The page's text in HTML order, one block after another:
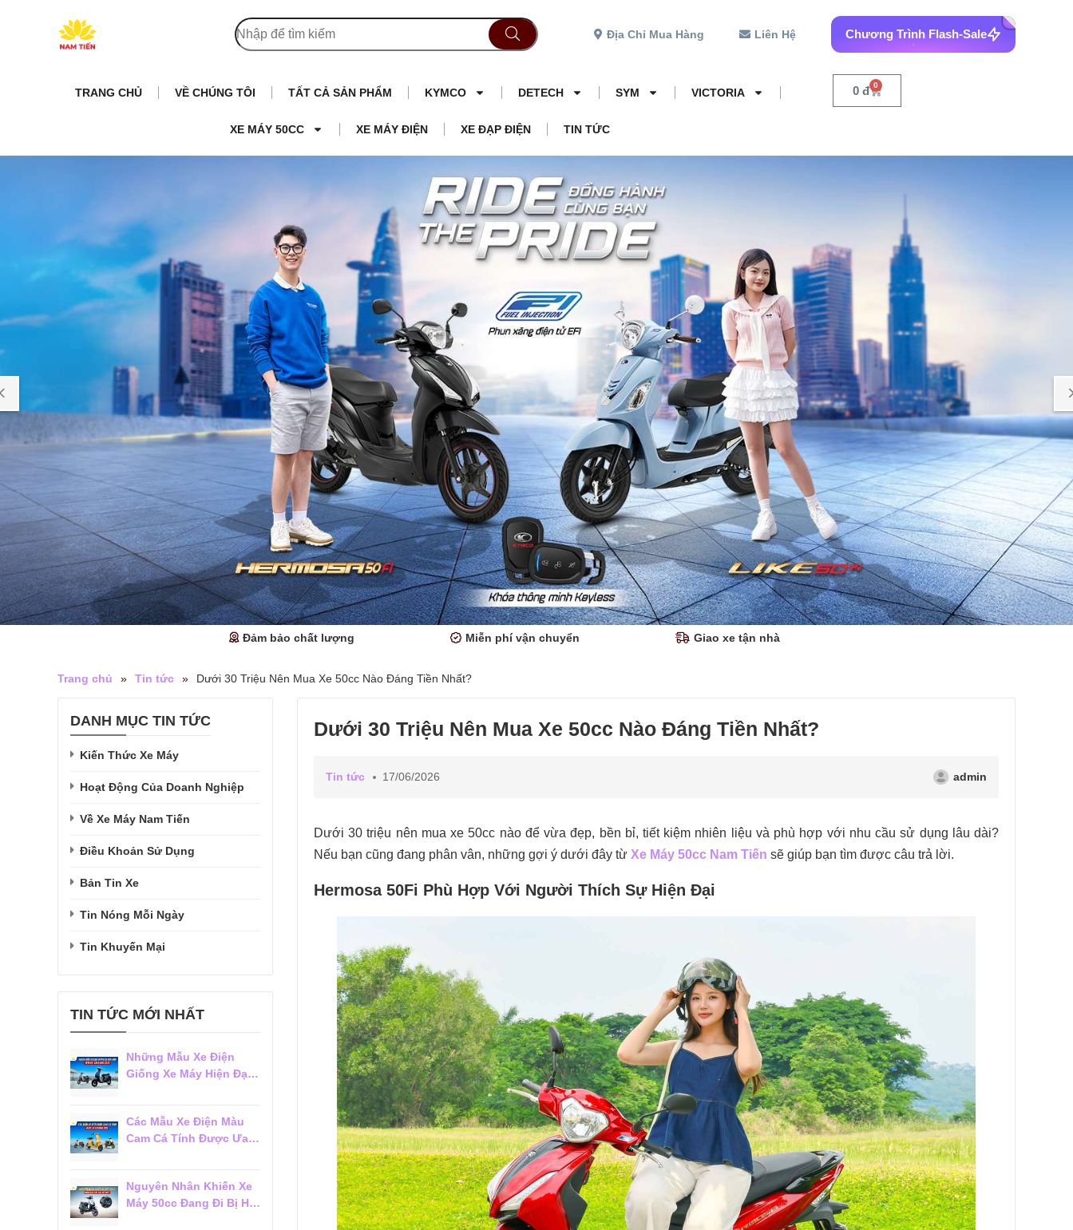
Địa Chỉ Mua Hàng Liên Hệ Chương Trình Flash-Sale
TRANG CHỦ VỀ CHÚNG TÔI TẤT CẢ SẢN PHẨM KYMCO DETECH SYM VICTORIA
XE MÁY 50CC XE MÁY ĐIỆN XE ĐẠP ĐIỆN TIN TỨC
0 đ 0
Đảm bảo chất lượng Miễn phí vận chuyển Giao xe tận nhà
Trang chủ » Tin tức » Dưới 30 Triệu Nên Mua Xe 50cc Nào Đáng Tiền Nhất?
Dưới 30 Triệu Nên Mua Xe 50cc Nào Đáng Tiền Nhất?
Tin tức 17/06/2026 admin
Dưới 30 triệu nên mua xe 50cc nào để vừa đẹp, bền bỉ, tiết kiệm nhiên liệu và phù hợp với nhu cầu sử dụng lâu dài?
Nếu bạn cũng đang phân vân, những gợi ý dưới đây từ Xe Máy 50cc Nam Tiến sẽ giúp bạn tìm được câu trả lời.
Hermosa 50Fi Phù Hợp Với Người Thích Sự Hiện Đại
DANH MỤC TIN TỨC
Kiến Thức Xe Máy
Hoạt Động Của Doanh Nghiệp
Về Xe Máy Nam Tiến
Điều Khoản Sử Dụng
Bản Tin Xe
Tin Nóng Mỗi Ngày
Tin Khuyến Mại
TIN TỨC MỚI NHẤT
Những Mẫu Xe Điện
Giống Xe Máy Hiện Đại
Các Mẫu Xe Điện Màu
Cam Cá Tính Được Ưa
Nguyên Nhân Khiến Xe
Máy 50cc Đang Đi Bị Hụt